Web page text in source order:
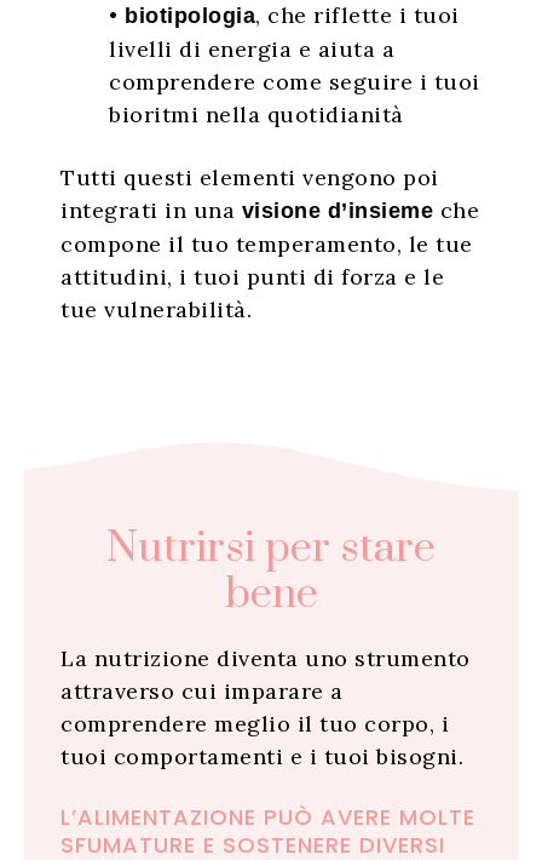
• biotipologia, che riflette i tuoi
livelli di energia e aiuta a
comprendere come seguire i tuoi
bioritmi nella quotidianità
Tutti questi elementi vengono poi
integrati in una visione d’insieme che
compone il tuo temperamento, le tue
attitudini, i tuoi punti di forza e le
tue vulnerabilità.
Nutrirsi per stare
bene
La nutrizione diventa uno strumento
attraverso cui imparare a
comprendere meglio il tuo corpo, i
tuoi comportamenti e i tuoi bisogni.
L’ALIMENTAZIONE PUÒ AVERE MOLTE
SFUMATURE E SOSTENERE DIVERSI